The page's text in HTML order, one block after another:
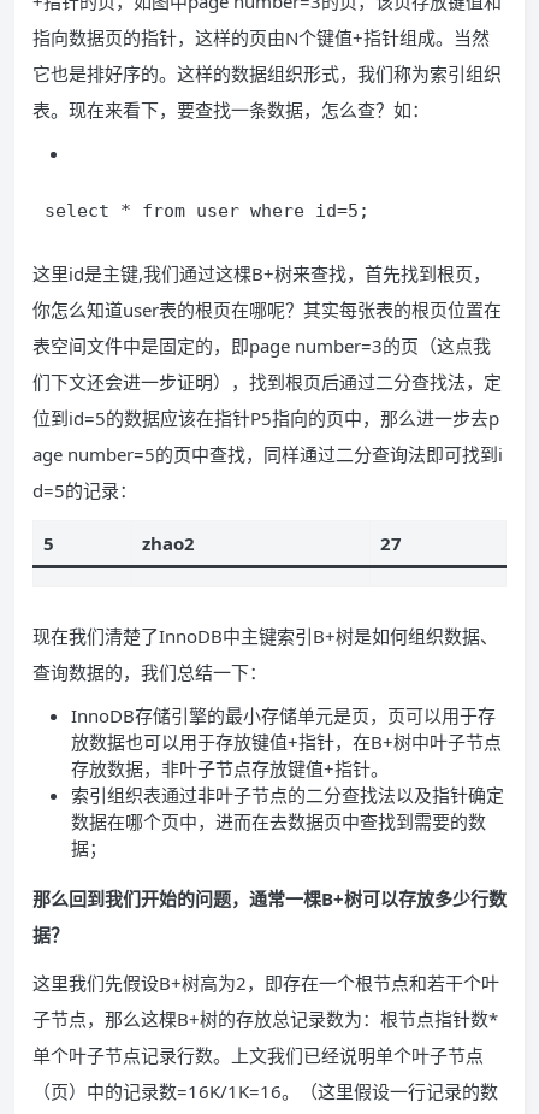
指向数据页的指针，这样的页由N个键值+指针组成。当然
它也是排好序的。这样的数据组织形式，我们称为索引组织
表。现在来看下，要查找一条数据，怎么查？如：
select * from user where id=5;
这里id是主键,我们通过这棵B+树来查找，首先找到根页，
你怎么知道user表的根页在哪呢？其实每张表的根页位置在
表空间文件中是固定的，即page number=3的页（这点我
们下文还会进一步证明），找到根页后通过二分查找法，定
位到id=5的数据应该在指针P5指向的页中，那么进一步去p
age number=5的页中查找，同样通过二分查询法即可找到i
d=5的记录：
5 zhao2 27
现在我们清楚了InnoDB中主键索引B+树是如何组织数据、
查询数据的，我们总结一下：
InnoDB存储引擎的最小存储单元是页，页可以用于存
放数据也可以用于存放键值+指针，在B+树中叶子节点
存放数据，非叶子节点存放键值+指针。
索引组织表通过非叶子节点的二分查找法以及指针确定
数据在哪个页中，进而在去数据页中查找到需要的数
据；
那么回到我们开始的问题，通常一棵B+树可以存放多少行数
据？
这里我们先假设B+树高为2，即存在一个根节点和若干个叶
子节点，那么这棵B+树的存放总记录数为：根节点指针数*
单个叶子节点记录行数。上文我们已经说明单个叶子节点
（页）中的记录数=16K/1K=16。（这里假设一行记录的数